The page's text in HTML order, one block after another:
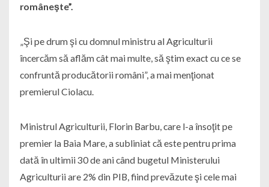
româneşte”.
„Şi pe drum şi cu domnul ministru al Agriculturii
încercăm să aflăm cât mai multe, să ştim exact cu ce se
confruntă producătorii români”, a mai menţionat
premierul Ciolacu.
Ministrul Agriculturii, Florin Barbu, care l-a însoţit pe
premier la Baia Mare, a subliniat că este pentru prima
dată în ultimii 30 de ani când bugetul Ministerului
Agriculturii are 2% din PIB, fiind prevăzute şi cele mai